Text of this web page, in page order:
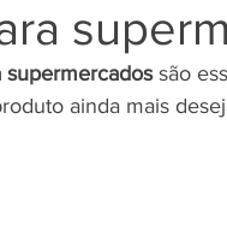
supermercados são
ainda mais